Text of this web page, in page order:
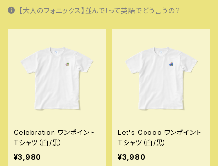
【大人のフォニックス】並んで！って英語でどう言うの？
Celebration ワンポイント
Tシャツ（白/黒）
¥3,980
Let's Goooo ワンポイント
Tシャツ（白/黒）
¥3,980